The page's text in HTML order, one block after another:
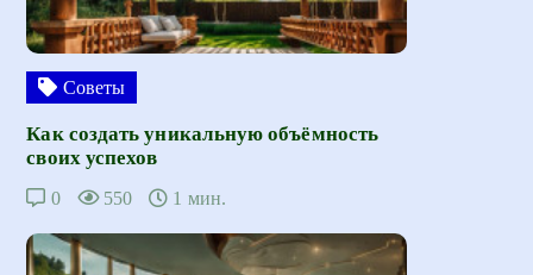
Советы
Как создать уникальную объёмность
своих успехов
0 550 1 мин.